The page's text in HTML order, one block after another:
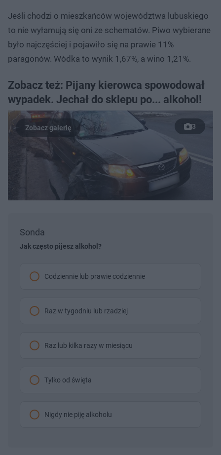
Jeśli chodzi o mieszkańców województwa lubuskiego
to nie wyłamują się oni ze schematów. Piwo wybierane
było najczęściej i pojawiło się na prawie 11%
paragonów. Wódka to wynik 1,67%, a wino 1,21%.
Zobacz też: Pijany kierowca spowodował
wypadek. Jechał do sklepu po... alkohol!
3
Sonda
Jak często pijesz alkohol?
Codziennie lub prawie codziennie
Raz w tygodniu lub rzadziej
Raz lub kilka razy w miesiącu
Tylko od święta
Nigdy nie piję alkoholu